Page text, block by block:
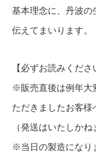
基本理念に、丹波の
伝えてまいります。
【必ずお読みくださ
※販売直後は例年大
ただきましたお客様
（発送はいたしかね
※当日の製造になり